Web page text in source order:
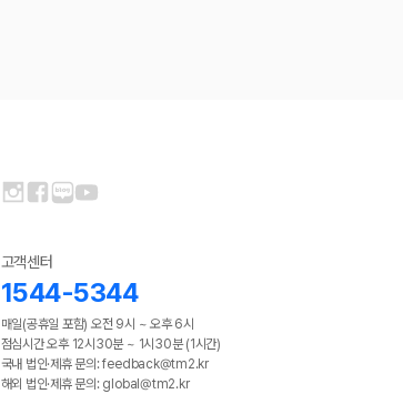
고객센터
1544-5344
매일(공휴일 포함) 오전 9시 ~ 오후 6시
점심시간 오후 12시30분 ~ 1시30분 (1시간)
국내 법인·제휴 문의: feedback@tm2.kr
해외 법인·제휴 문의: global@tm2.kr